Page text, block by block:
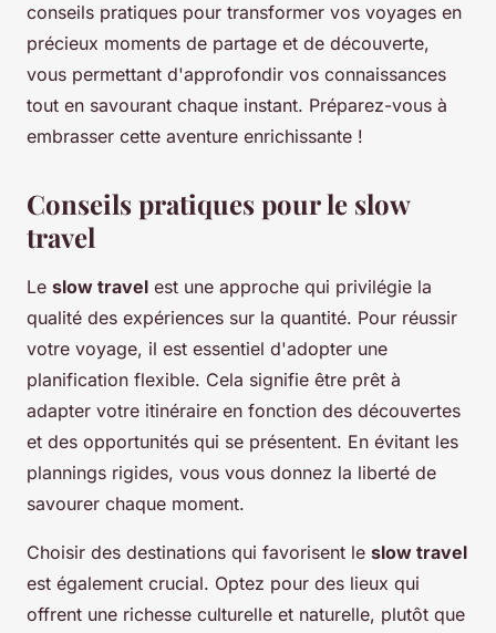
conseils pratiques pour transformer vos voyages en
précieux moments de partage et de découverte,
vous permettant d'approfondir vos connaissances
tout en savourant chaque instant. Préparez-vous à
embrasser cette aventure enrichissante !
Conseils pratiques pour le slow
travel
Le slow travel est une approche qui privilégie la
qualité des expériences sur la quantité. Pour réussir
votre voyage, il est essentiel d'adopter une
planification flexible. Cela signifie être prêt à
adapter votre itinéraire en fonction des découvertes
et des opportunités qui se présentent. En évitant les
plannings rigides, vous vous donnez la liberté de
savourer chaque moment.
Choisir des destinations qui favorisent le slow travel
est également crucial. Optez pour des lieux qui
offrent une richesse culturelle et naturelle, plutôt que